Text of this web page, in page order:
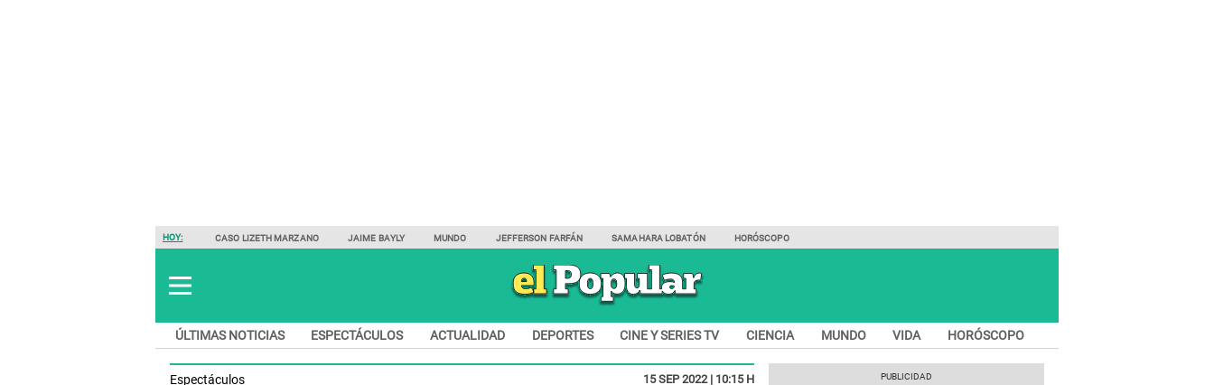
HOY: CASO LIZETH MARZANO JAIME BAYLY MUNDO JEFFERSON FARFÁN SAMAHARA LOBATÓN HORÓSCOPO
ÚLTIMAS NOTICIAS ESPECTÁCULOS ACTUALIDAD DEPORTES CINE Y SERIES TV CIENCIA MUNDO VIDA HORÓSCOPO
Espectáculos 15 SEP 2022 | 10:15 H